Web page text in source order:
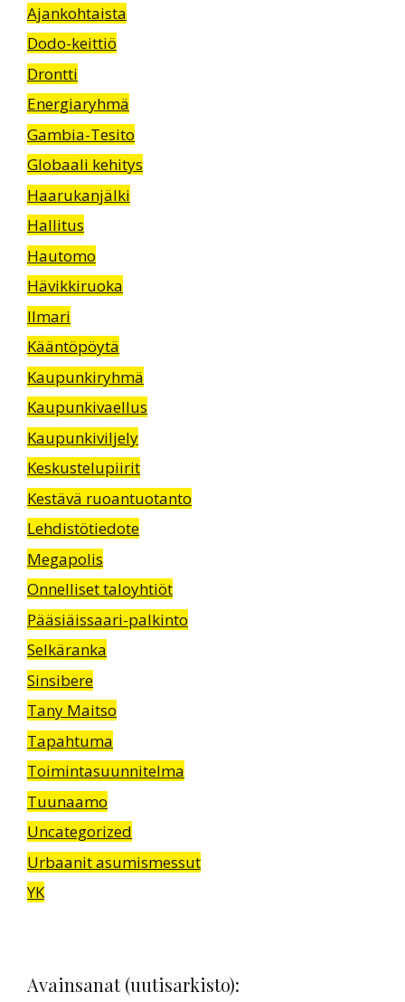
Ajankohtaista
Dodo-keittiö
Drontti
Energiaryhmä
Gambia-Tesito
Globaali kehitys
Haarukanjälki
Hallitus
Hautomo
Hävikkiruoka
Ilmari
Kääntöpöytä
Kaupunkiryhmä
Kaupunkivaellus
Kaupunkiviljely
Keskustelupiirit
Kestävä ruoantuotanto
Lehdistötiedote
Megapolis
Onnelliset taloyhtiöt
Pääsiäissaari-palkinto
Selkäranka
Sinsibere
Tany Maitso
Tapahtuma
Toimintasuunnitelma
Tuunaamo
Uncategorized
Urbaanit asumismessut
YK
Avainsanat (uutisarkisto):